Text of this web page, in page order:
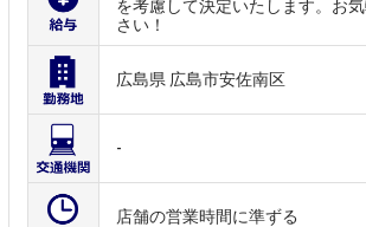
を考慮して決定いたします。お
さい！
広島県 広島市安佐南区
-
店舗の営業時間に準ずる